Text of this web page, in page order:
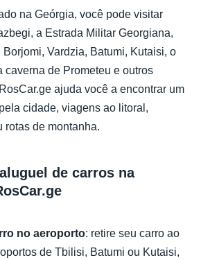
na Geórgia, você pode visitar
a Estrada Militar Georgiana,
Vardzia, Batumi, Kutaisi, o
caverna de Prometeu e outros
ajuda você a encontrar um
cidade, viagens ao litoral,
rotas de montanha.
de carros na
no aeroporto: retire seu carro ao
de Tbilisi, Batumi ou Kutaisi,